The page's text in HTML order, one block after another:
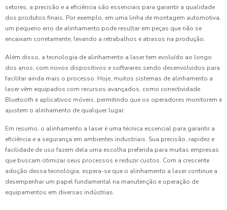
setores, a precisão e a eficiência são essenciais para garantir a qualidade
dos produtos finais. Por exemplo, em uma linha de montagem automotiva,
um pequeno erro de alinhamento pode resultar em peças que não se
encaixam corretamente, levando a retrabalhos e atrasos na produção.
Além disso, a tecnologia de alinhamento a laser tem evoluído ao longo
dos anos, com novos dispositivos e softwares sendo desenvolvidos para
facilitar ainda mais o processo. Hoje, muitos sistemas de alinhamento a
laser vêm equipados com recursos avançados, como conectividade
Bluetooth e aplicativos móveis, permitindo que os operadores monitorem e
ajustem o alinhamento de qualquer lugar.
Em resumo, o alinhamento a laser é uma técnica essencial para garantir a
eficiência e a segurança em ambientes industriais. Sua precisão, rapidez e
facilidade de uso fazem dela uma escolha preferida para muitas empresas
que buscam otimizar seus processos e reduzir custos. Com a crescente
adoção dessa tecnologia, espera-se que o alinhamento a laser continue a
desempenhar um papel fundamental na manutenção e operação de
equipamentos em diversas indústrias.